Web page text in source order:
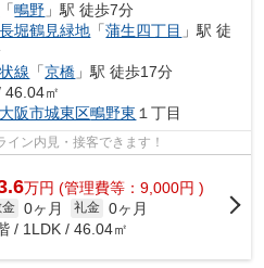
「鴫野 」駅 徒歩7分
堀鶴見緑地 「蒲生四丁目 」駅 徒
線 「京橋 」駅 徒歩17分
46.04㎡
大阪市城東区鴫野東 １丁目
ン内見・接客できます！
万円 (管理費等：9,000円 )
金 0ヶ月 礼金 0ヶ月
/ 1LDK / 46.04㎡